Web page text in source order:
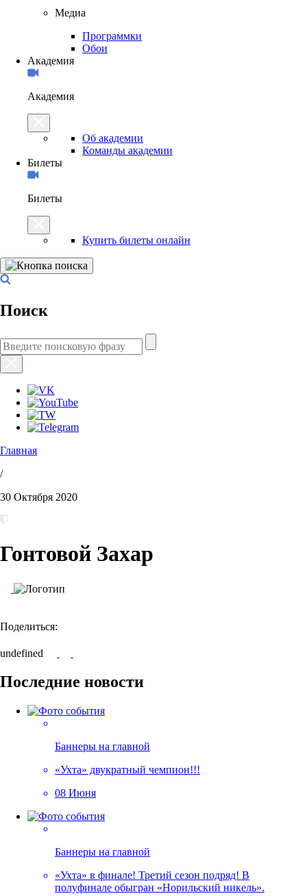
Медиа
Программки
Обои
Академия
Академия
Об академии
Команды академии
Билеты
Билеты
Купить билеты онлайн
Поиск
Главная
/
30 Октября 2020
Гонтовой Захар
Поделиться:
undefined
Последние новости
Баннеры на главной
«Ухта» двукратный чемпион!!!
08 Июня
Баннеры на главной
«Ухта» в финале! Третий сезон подряд! В
полуфинале обыгран «Норильский никель».